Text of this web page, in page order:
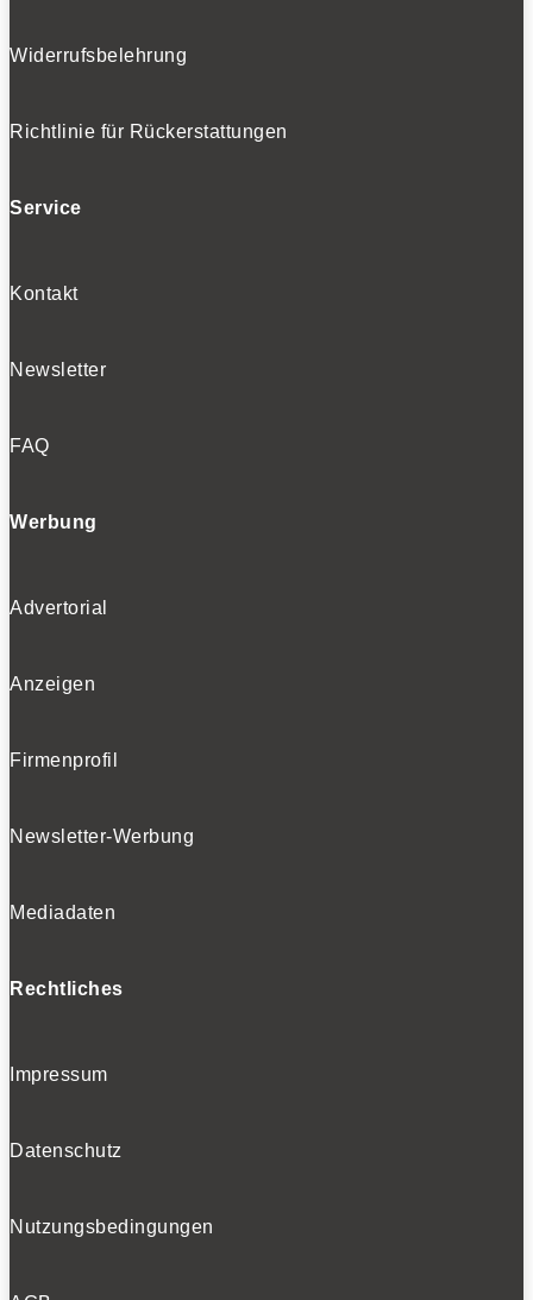
Widerrufsbelehrung
Richtlinie für Rückerstattungen
Service
Kontakt
Newsletter
FAQ
Werbung
Advertorial
Anzeigen
Firmenprofil
Newsletter-Werbung
Mediadaten
Rechtliches
Impressum
Datenschutz
Nutzungsbedingungen